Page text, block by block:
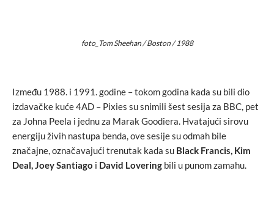
foto_Tom Sheehan / Boston / 1988
Između 1988. i 1991. godine – tokom godina kada su bili dio
izdavačke kuće 4AD – Pixies su snimili šest sesija za BBC, pet
za Johna Peela i jednu za Marak Goodiera. Hvatajući sirovu
energiju živih nastupa benda, ove sesije su odmah bile
značajne, označavajući trenutak kada su Black Francis, Kim
Deal, Joey Santiago i David Lovering bili u punom zamahu.